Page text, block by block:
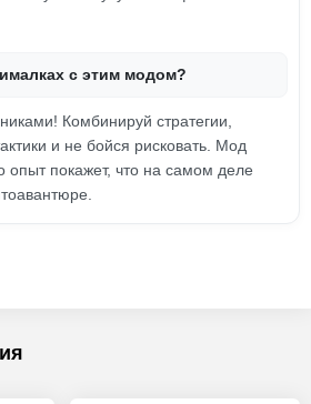
с этим модом?
Комбинируй стратегии,
и не бойся рисковать. Мод
опыт покажет, что на самом деле